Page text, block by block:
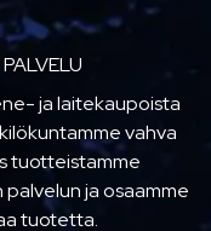
ja laitekaupoista
vahva
tuotteistamme
ja osaamme
tuotetta.